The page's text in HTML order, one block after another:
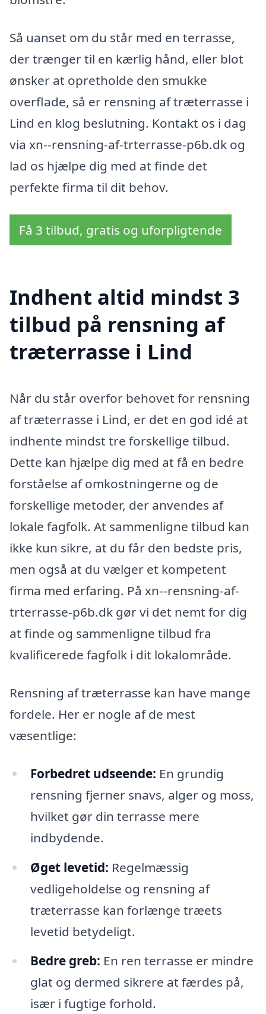
Så uanset om du står med en terrasse,
der trænger til en kærlig hånd, eller blot
ønsker at opretholde den smukke
overflade, så er rensning af træterrasse i
Lind en klog beslutning. Kontakt os i dag
via xn--rensning-af-trterrasse-p6b.dk og
lad os hjælpe dig med at finde det
perfekte firma til dit behov.
Få 3 tilbud, gratis og uforpligtende
Indhent altid mindst 3
tilbud på rensning af
træterrasse i Lind
Når du står overfor behovet for rensning
af træterrasse i Lind, er det en god idé at
indhente mindst tre forskellige tilbud.
Dette kan hjælpe dig med at få en bedre
forståelse af omkostningerne og de
forskellige metoder, der anvendes af
lokale fagfolk. At sammenligne tilbud kan
ikke kun sikre, at du får den bedste pris,
men også at du vælger et kompetent
firma med erfaring. På xn--rensning-af-
trterrasse-p6b.dk gør vi det nemt for dig
at finde og sammenligne tilbud fra
kvalificerede fagfolk i dit lokalområde.
Rensning af træterrasse kan have mange
fordele. Her er nogle af de mest
væsentlige:
Forbedret udseende: En grundig
rensning fjerner snavs, alger og moss,
hvilket gør din terrasse mere
indbydende.
Øget levetid: Regelmæssig
vedligeholdelse og rensning af
træterrasse kan forlænge træets
levetid betydeligt.
Bedre greb: En ren terrasse er mindre
glat og dermed sikrere at færdes på,
især i fugtige forhold.